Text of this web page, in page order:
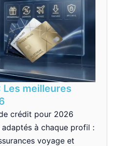
meilleures
crédit pour 2026
à chaque profil :
voyage et